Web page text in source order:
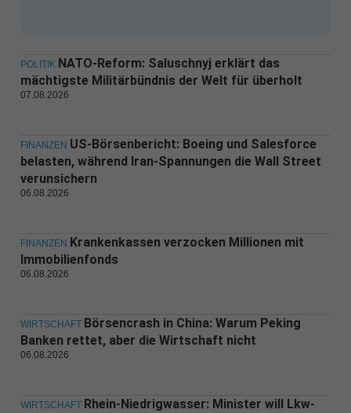
POLITIK NATO-Reform: Saluschnyj erklärt das
mächtigste Militärbündnis der Welt für überholt
07.08.2026
FINANZEN US-Börsenbericht: Boeing und Salesforce
belasten, während Iran-Spannungen die Wall Street
verunsichern
06.08.2026
FINANZEN Krankenkassen verzocken Millionen mit
Immobilienfonds
06.08.2026
WIRTSCHAFT Börsencrash in China: Warum Peking
Banken rettet, aber die Wirtschaft nicht
06.08.2026
WIRTSCHAFT Rhein-Niedrigwasser: Minister will Lkw-